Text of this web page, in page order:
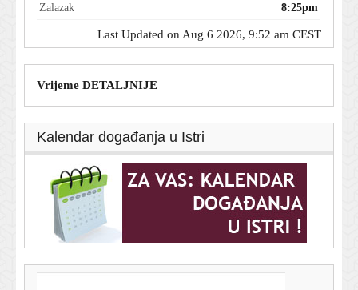
Zalazak
8:25pm
Last Updated on Aug 6 2026, 9:52 am CEST
Vrijeme DETALJNIJE
Kalendar događanja u Istri
T-portal.hr